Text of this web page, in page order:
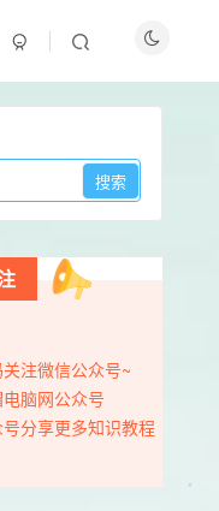
特惠
免费
可复制性，购买前
买
注微信公众号~
脑网公众号
号分享更多知识教程